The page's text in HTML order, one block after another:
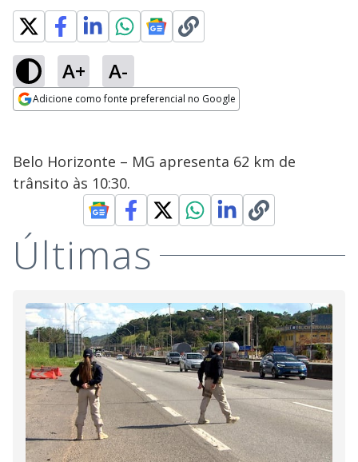
A+ A-
Adicione como fonte preferencial no Google
Belo Horizonte – MG apresenta 62 km de
trânsito às 10:30.
Últimas